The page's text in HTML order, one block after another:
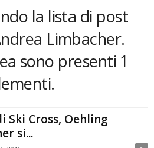
la lista di post
Limbacher.
sono presenti 1
Ski Cross, Oehling
si...